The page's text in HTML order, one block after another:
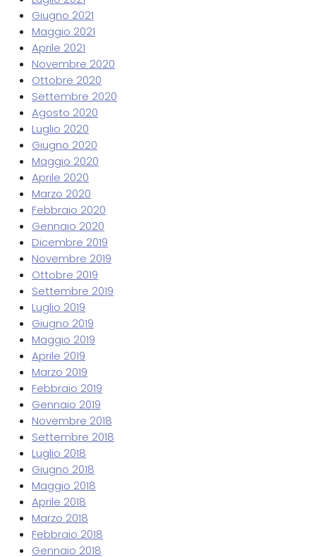
Giugno 2021
Maggio 2021
Aprile 2021
Novembre 2020
Ottobre 2020
Settembre 2020
Agosto 2020
Luglio 2020
Giugno 2020
Maggio 2020
Aprile 2020
Marzo 2020
Febbraio 2020
Gennaio 2020
Dicembre 2019
Novembre 2019
Ottobre 2019
Settembre 2019
Luglio 2019
Giugno 2019
Maggio 2019
Aprile 2019
Marzo 2019
Febbraio 2019
Gennaio 2019
Novembre 2018
Settembre 2018
Luglio 2018
Giugno 2018
Maggio 2018
Aprile 2018
Marzo 2018
Febbraio 2018
Gennaio 2018